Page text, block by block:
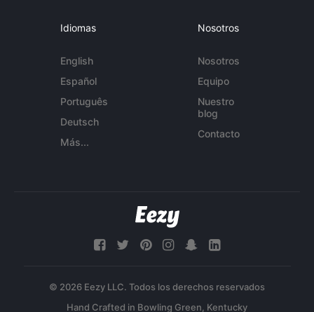
Idiomas
English
Español
Português
Deutsch
Más...
Nosotros
Nosotros
Equipo
Nuestro
blog
Contacto
© 2026 Eezy LLC. Todos los derechos reservados